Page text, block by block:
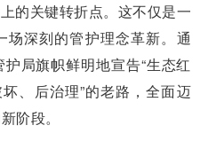
的关键转折点。这不仅是一
场深刻的管护理念革新。通
局旗帜鲜明地宣告“生态红
、后治理”的老路，全面迈
阶段。